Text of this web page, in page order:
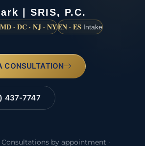
| SRIS, P.C.
· DC · NJ · NYEN · ES Intake
CONSULTATION
437-7747
Consultations by appointment ·